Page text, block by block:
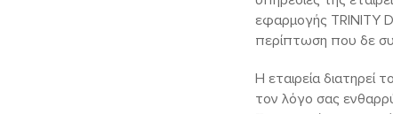
εφαρμογής TRINITY
περίπτωση που δε
Η εταιρεία διατηρεί
τον λόγο σας